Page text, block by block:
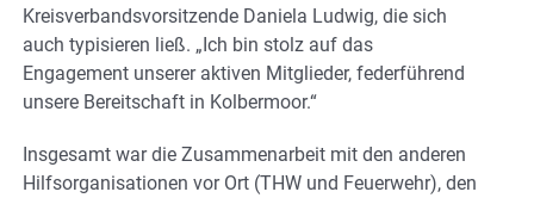
Kreisverbandsvorsitzende Daniela Ludwig, die sich
auch typisieren ließ. „Ich bin stolz auf das
Engagement unserer aktiven Mitglieder, federführend
unsere Bereitschaft in Kolbermoor.“
Insgesamt war die Zusammenarbeit mit den anderen
Hilfsorganisationen vor Ort (THW und Feuerwehr), den